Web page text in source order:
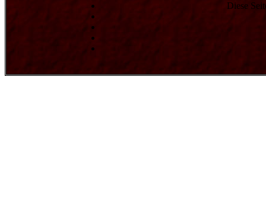
Diese